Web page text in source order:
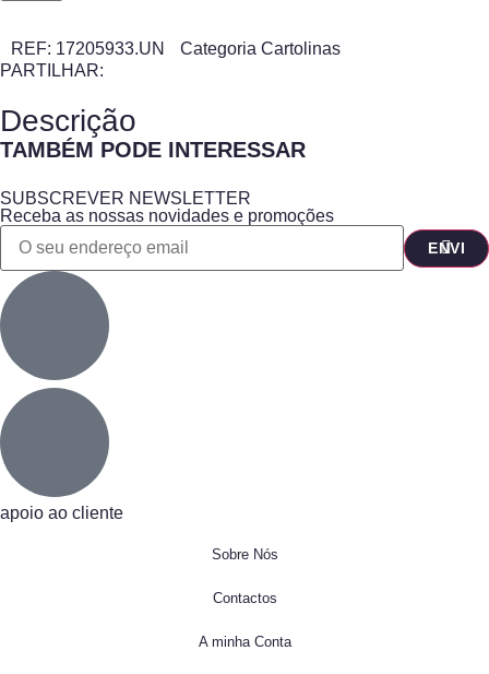
REF: 17205933.UN Categoria Cartolinas
PARTILHAR:
Descrição
TAMBÉM PODE INTERESSAR
SUBSCREVER NEWSLETTER
Receba as nossas novidades e promoções
apoio ao cliente
Sobre Nós
Contactos
A minha Conta